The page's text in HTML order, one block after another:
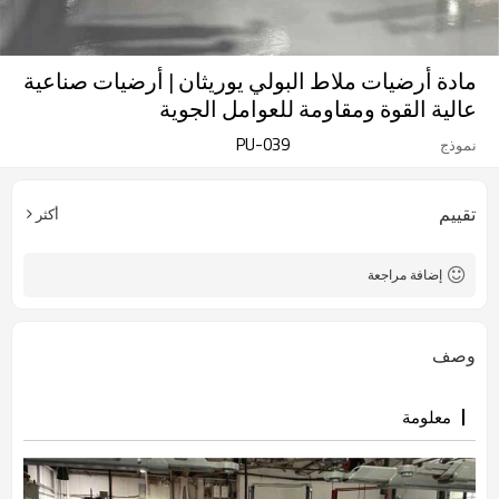
مادة أرضيات ملاط البولي يوريثان | أرضيات صناعية
عالية القوة ومقاومة للعوامل الجوية
نموذج PU-039
تقييم أكثر
إضافة مراجعة
وصف
معلومة